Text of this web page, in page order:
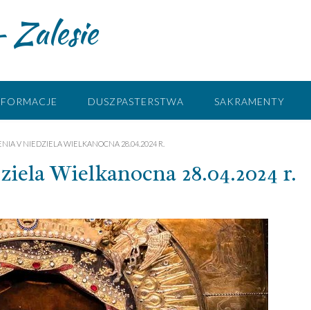
Zalesie
DUSZPASTERSTWA SAKRAMENTY
V NIEDZIELA WIELKANOCNA 28.04.2024 R.
Wielkanocna 28.04.2024 r.